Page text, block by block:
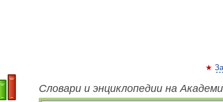
Словари и энциклопедии на